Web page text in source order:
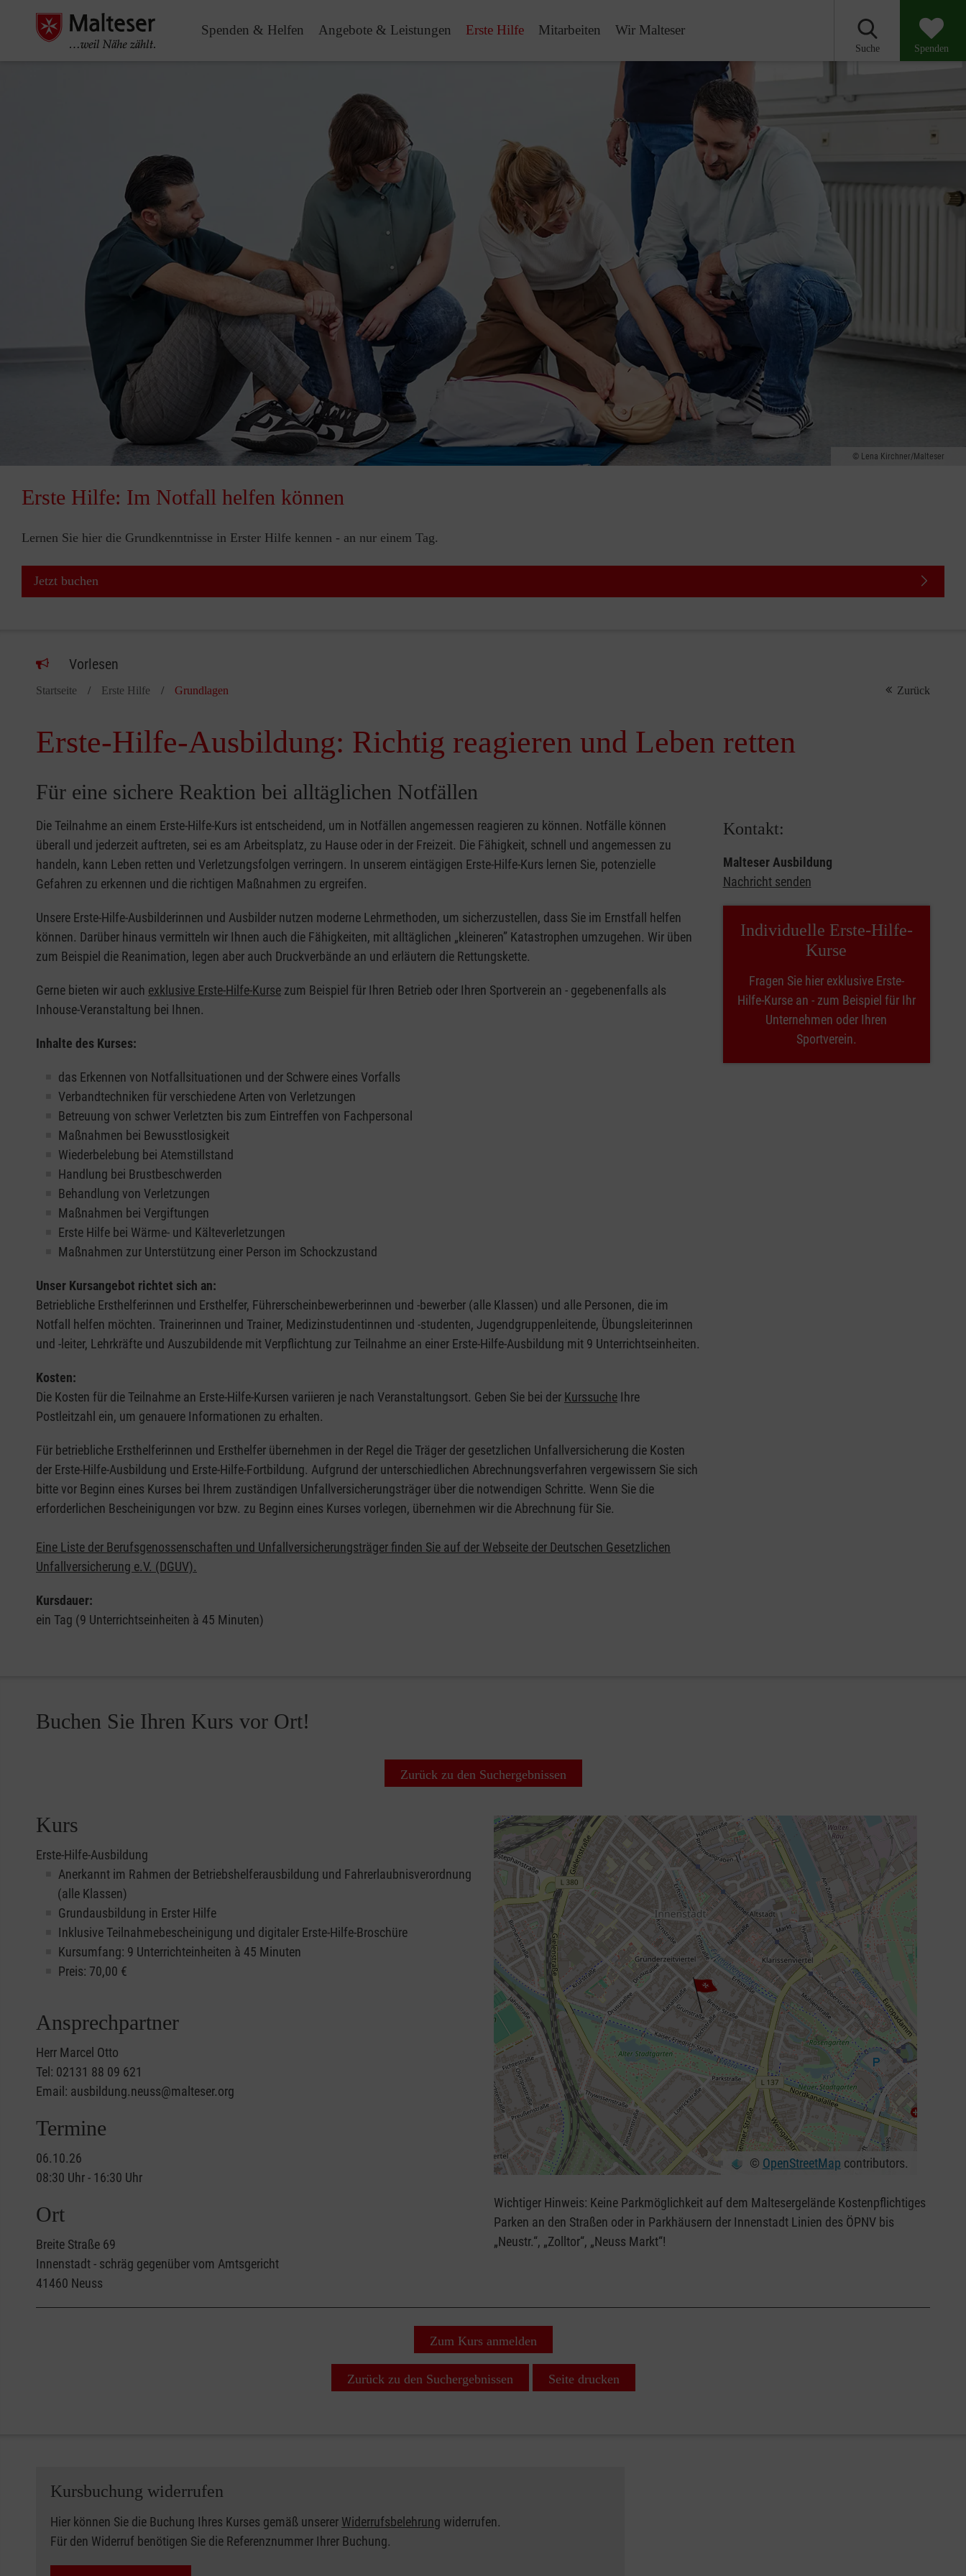
Spenden & Helfen Angebote & Leistungen Erste Hilfe Mitarbeiten Wir Malteser
Suche Spenden
Lena Kirchner/Malteser
Erste Hilfe: Im Notfall helfen können
Lernen Sie hier die Grundkenntnisse in Erster Hilfe kennen - an nur einem Tag.
Jetzt buchen
Vorlesen
Startseite Erste Hilfe Grundlagen Zurück
Erste-Hilfe-Ausbildung: Richtig reagieren und Leben retten
Für eine sichere Reaktion bei alltäglichen Notfällen
Die Teilnahme an einem Erste-Hilfe-Kurs ist entscheidend, um in Notfällen angemessen reagieren zu können. Notfälle können
überall und jederzeit auftreten, sei es am Arbeitsplatz, zu Hause oder in der Freizeit. Die Fähigkeit, schnell und angemessen zu
handeln, kann Leben retten und Verletzungsfolgen verringern. In unserem eintägigen Erste-Hilfe-Kurs lernen Sie, potenzielle
Gefahren zu erkennen und die richtigen Maßnahmen zu ergreifen.
Unsere Erste-Hilfe-Ausbilderinnen und Ausbilder nutzen moderne Lehrmethoden, um sicherzustellen, dass Sie im Ernstfall helfen
können. Darüber hinaus vermitteln wir Ihnen auch die Fähigkeiten, mit alltäglichen „kleineren” Katastrophen umzugehen. Wir üben
zum Beispiel die Reanimation, legen aber auch Druckverbände an und erläutern die Rettungskette.
Gerne bieten wir auch exklusive Erste-Hilfe-Kurse zum Beispiel für Ihren Betrieb oder Ihren Sportverein an - gegebenenfalls als
Inhouse-Veranstaltung bei Ihnen.
Inhalte des Kurses:
das Erkennen von Notfallsituationen und der Schwere eines Vorfalls
Verbandtechniken für verschiedene Arten von Verletzungen
Betreuung von schwer Verletzten bis zum Eintreffen von Fachpersonal
Maßnahmen bei Bewusstlosigkeit
Wiederbelebung bei Atemstillstand
Handlung bei Brustbeschwerden
Behandlung von Verletzungen
Maßnahmen bei Vergiftungen
Erste Hilfe bei Wärme- und Kälteverletzungen
Maßnahmen zur Unterstützung einer Person im Schockzustand
Unser Kursangebot richtet sich an:
Betriebliche Ersthelferinnen und Ersthelfer, Führerscheinbewerberinnen und -bewerber (alle Klassen) und alle Personen, die im
Notfall helfen möchten. Trainerinnen und Trainer, Medizinstudentinnen und -studenten, Jugendgruppenleitende, Übungsleiterinnen
und -leiter, Lehrkräfte und Auszubildende mit Verpflichtung zur Teilnahme an einer Erste-Hilfe-Ausbildung mit 9 Unterrichtseinheiten.
Kosten:
Die Kosten für die Teilnahme an Erste-Hilfe-Kursen variieren je nach Veranstaltungsort. Geben Sie bei der Kurssuche Ihre
Postleitzahl ein, um genauere Informationen zu erhalten.
Für betriebliche Ersthelferinnen und Ersthelfer übernehmen in der Regel die Träger der gesetzlichen Unfallversicherung die Kosten
der Erste-Hilfe-Ausbildung und Erste-Hilfe-Fortbildung. Aufgrund der unterschiedlichen Abrechnungsverfahren vergewissern Sie sich
bitte vor Beginn eines Kurses bei Ihrem zuständigen Unfallversicherungsträger über die notwendigen Schritte. Wenn Sie die
erforderlichen Bescheinigungen vor bzw. zu Beginn eines Kurses vorlegen, übernehmen wir die Abrechnung für Sie.
Eine Liste der Berufsgenossenschaften und Unfallversicherungsträger finden Sie auf der Webseite der Deutschen Gesetzlichen
Unfallversicherung e.V. (DGUV).
Kursdauer:
ein Tag (9 Unterrichtseinheiten à 45 Minuten)
Kontakt:
Malteser Ausbildung
Nachricht senden
Individuelle Erste-Hilfe-
Kurse
Fragen Sie hier exklusive Erste-
Hilfe-Kurse an - zum Beispiel für Ihr
Unternehmen oder Ihren
Sportverein.
Buchen Sie Ihren Kurs vor Ort!
Zurück zu den Suchergebnissen
Kurs
Erste-Hilfe-Ausbildung
Anerkannt im Rahmen der Betriebshelferausbildung und Fahrerlaubnisverordnung
(alle Klassen)
Grundausbildung in Erster Hilfe
Inklusive Teilnahmebescheinigung und digitaler Erste-Hilfe-Broschüre
Kursumfang: 9 Unterrichteinheiten à 45 Minuten
Preis: 70,00 €
Ansprechpartner
Herr Marcel Otto
Tel: 02131 88 09 621
Email: ausbildung.neuss@malteser.org
Termine
06.10.26
08:30 Uhr - 16:30 Uhr
Ort
Breite Straße 69
Innenstadt - schräg gegenüber vom Amtsgericht
41460 Neuss
⇧
© OpenStreetMap contributors.
Wichtiger Hinweis: Keine Parkmöglichkeit auf dem Maltesergelände Kostenpflichtiges
Parken an den Straßen oder in Parkhäusern der Innenstadt Linien des ÖPNV bis
„Neustr.“, „Zolltor“, „Neuss Markt“!
Zum Kurs anmelden
Zurück zu den Suchergebnissen Seite drucken
Kursbuchung widerrufen
Hier können Sie die Buchung Ihres Kurses gemäß unserer Widerrufsbelehrung widerrufen.
Für den Widerruf benötigen Sie die Referenznummer Ihrer Buchung.